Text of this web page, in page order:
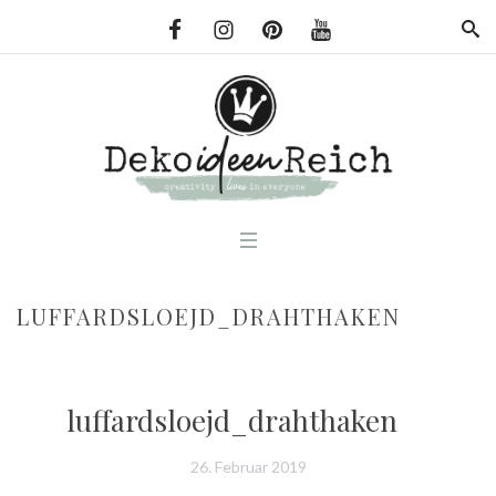
LUFFARDSLOEJD_DRAHTHAKEN
luffardsloejd_drahthaken
26. Februar 2019